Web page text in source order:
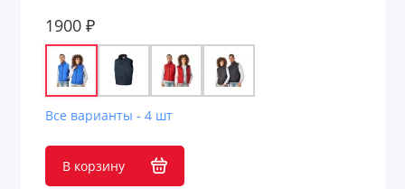
1900 ₽
Все варианты - 4 шт
В корзину